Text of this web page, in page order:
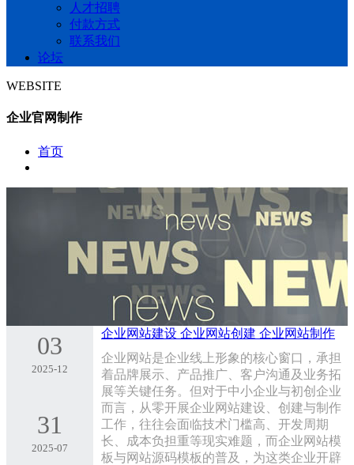
人才招聘
付款方式
联系我们
论坛
WEBSITE
企业官网制作
首页
03
2025-12
企业网站建设 企业网站创建 企业网站制作
企业网站是企业线上形象的核心窗口，承担
着品牌展示、产品推广、客户沟通及业务拓
展等关键任务。但对于中小企业与初创企业
而言，从零开展企业网站建设、创建与制作
工作，往往会面临技术门槛高、开发周期
长、成本负担重等现实难题，而企业网站模
板与网站源码模板的普及，为这类企业开辟
31
2025-07